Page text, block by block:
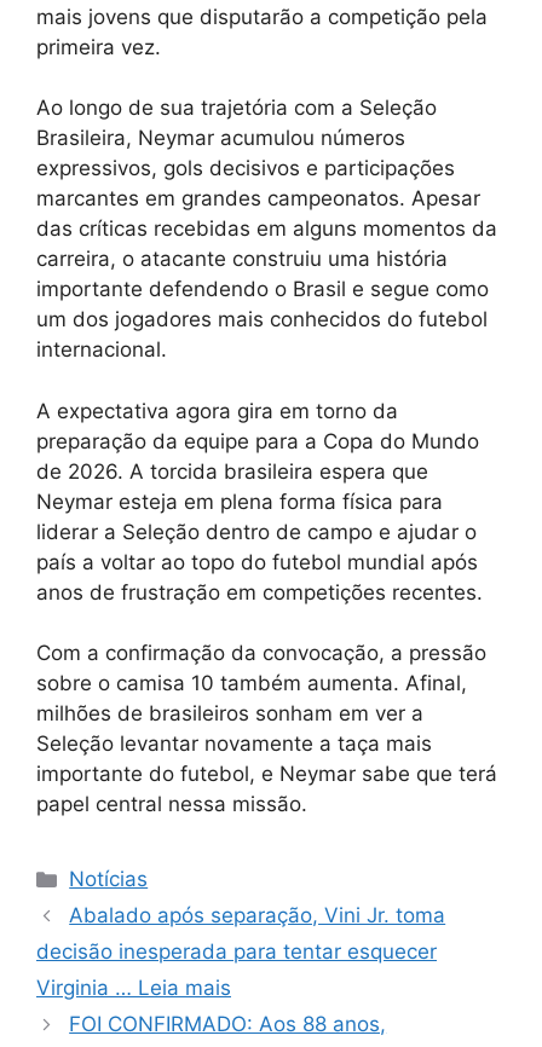
mais jovens que disputarão a competição pela
primeira vez.
Ao longo de sua trajetória com a Seleção
Brasileira, Neymar acumulou números
expressivos, gols decisivos e participações
marcantes em grandes campeonatos. Apesar
das críticas recebidas em alguns momentos da
carreira, o atacante construiu uma história
importante defendendo o Brasil e segue como
um dos jogadores mais conhecidos do futebol
internacional.
A expectativa agora gira em torno da
preparação da equipe para a Copa do Mundo
de 2026. A torcida brasileira espera que
Neymar esteja em plena forma física para
liderar a Seleção dentro de campo e ajudar o
país a voltar ao topo do futebol mundial após
anos de frustração em competições recentes.
Com a confirmação da convocação, a pressão
sobre o camisa 10 também aumenta. Afinal,
milhões de brasileiros sonham em ver a
Seleção levantar novamente a taça mais
importante do futebol, e Neymar sabe que terá
papel central nessa missão.
Categorias
Notícias
Abalado após separação, Vini Jr. toma
decisão inesperada para tentar esquecer
Virginia … Leia mais
FOI CONFIRMADO: Aos 88 anos,